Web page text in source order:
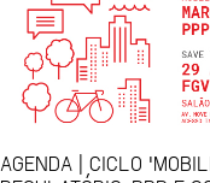
AGENDA | CICLO